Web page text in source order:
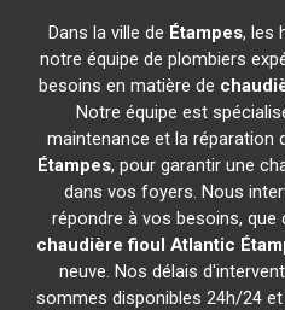
Dans la ville de Étampes, les
notre équipe de plombiers
besoins en matière de
Notre équipe est
maintenance et la réparation
Étampes, pour garantir une
dans vos foyers. Nous
répondre à vos besoins, que
chaudière fioul Atlantic
neuve. Nos délais
sommes disponibles 24h/24